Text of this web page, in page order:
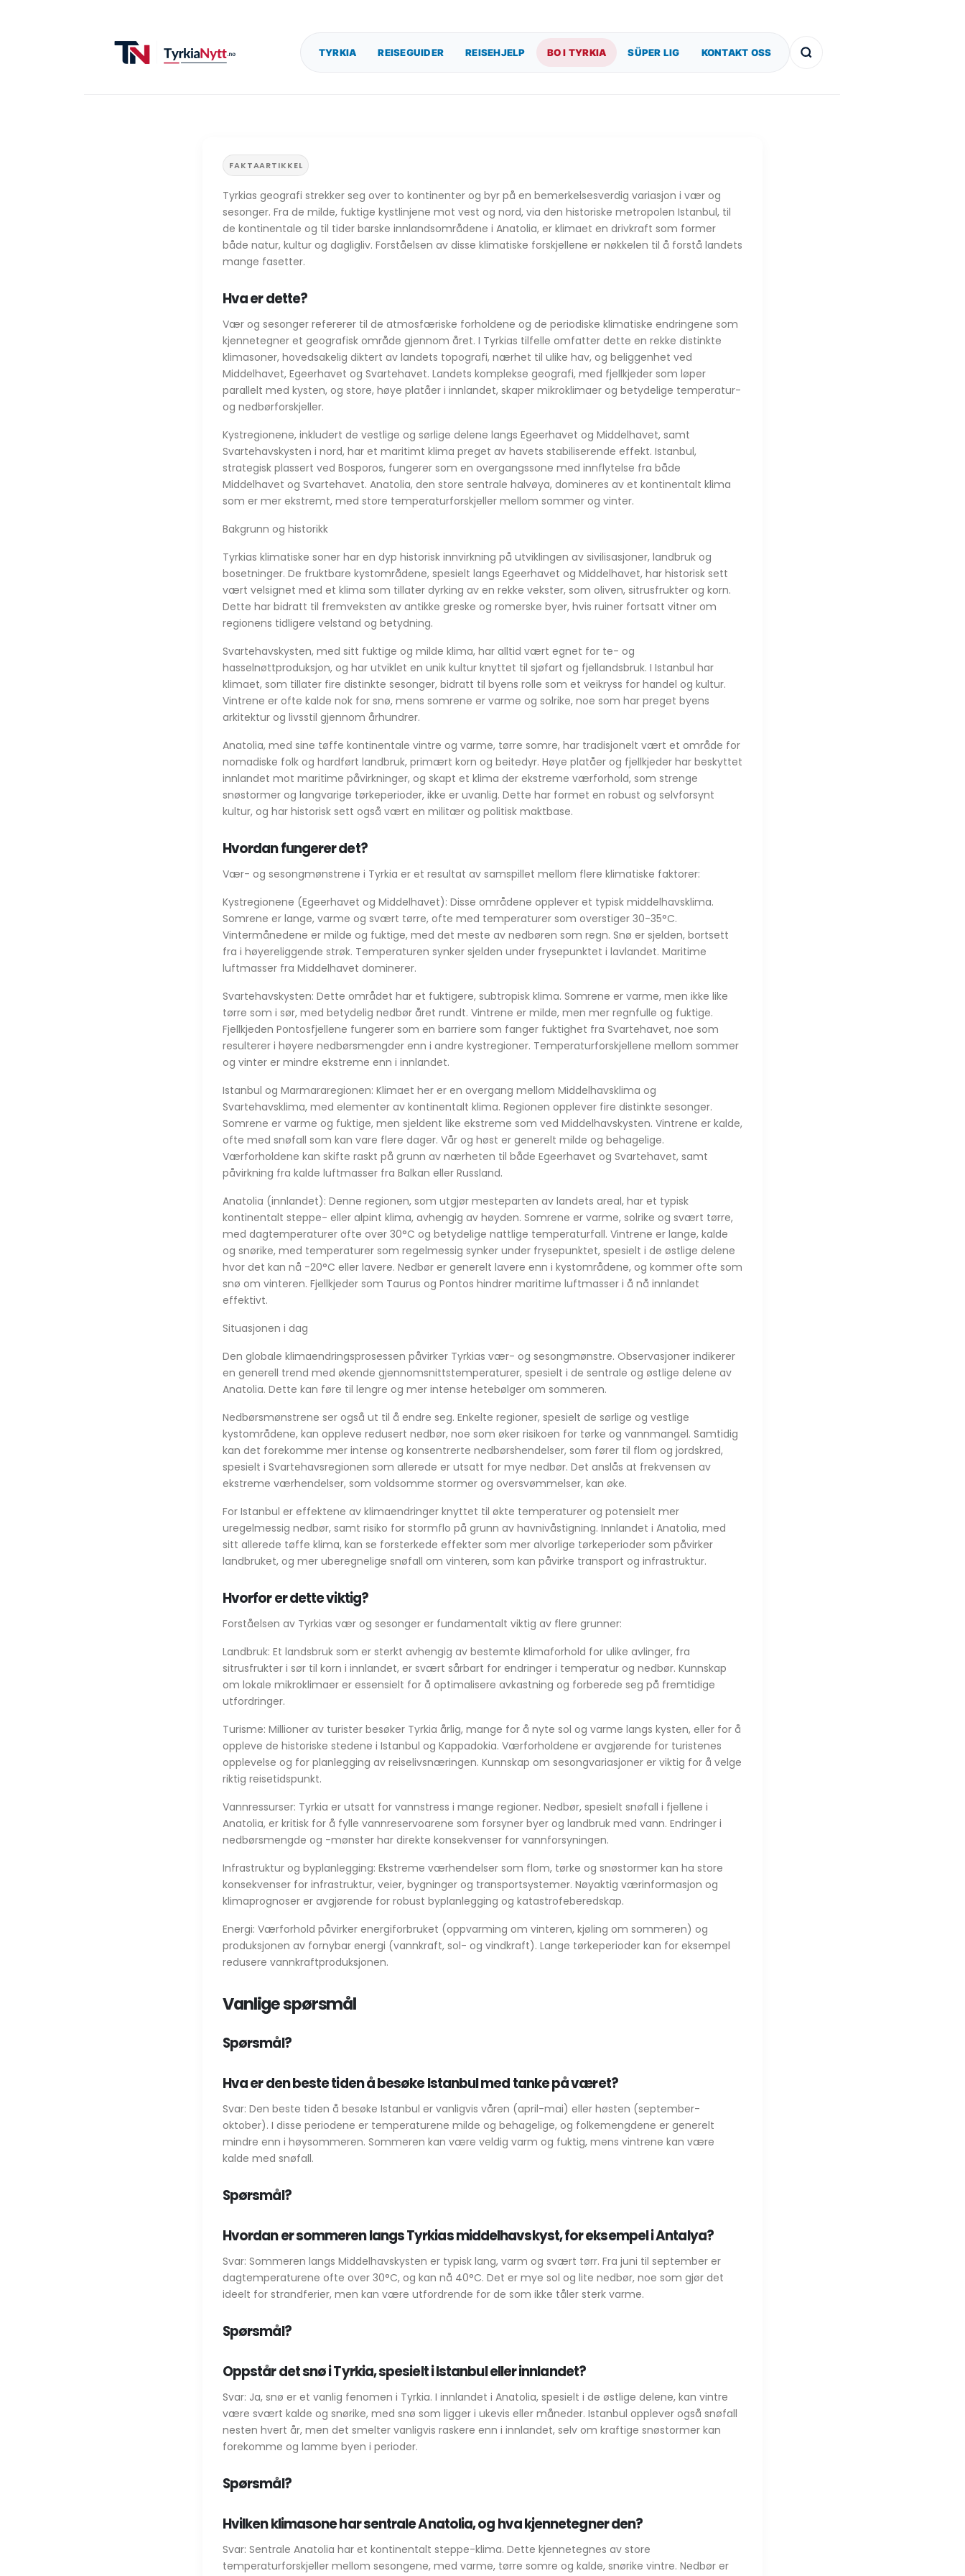
TYRKIA REISEGUIDER REISEHJELP BO I TYRKIA SÜPER LIG KONTAKT OSS
FAKTAARTIKKEL
Tyrkias geografi strekker seg over to kontinenter og byr på en bemerkelsesverdig variasjon i vær og
sesonger. Fra de milde, fuktige kystlinjene mot vest og nord, via den historiske metropolen Istanbul, til
de kontinentale og til tider barske innlandsområdene i Anatolia, er klimaet en drivkraft som former
både natur, kultur og dagligliv. Forståelsen av disse klimatiske forskjellene er nøkkelen til å forstå landets
mange fasetter.
Hva er dette?
Vær og sesonger refererer til de atmosfæriske forholdene og de periodiske klimatiske endringene som
kjennetegner et geografisk område gjennom året. I Tyrkias tilfelle omfatter dette en rekke distinkte
klimasoner, hovedsakelig diktert av landets topografi, nærhet til ulike hav, og beliggenhet ved
Middelhavet, Egeerhavet og Svartehavet. Landets komplekse geografi, med fjellkjeder som løper
parallelt med kysten, og store, høye platåer i innlandet, skaper mikroklimaer og betydelige temperatur-
og nedbørforskjeller.
Kystregionene, inkludert de vestlige og sørlige delene langs Egeerhavet og Middelhavet, samt
Svartehavskysten i nord, har et maritimt klima preget av havets stabiliserende effekt. Istanbul,
strategisk plassert ved Bosporos, fungerer som en overgangssone med innflytelse fra både
Middelhavet og Svartehavet. Anatolia, den store sentrale halvøya, domineres av et kontinentalt klima
som er mer ekstremt, med store temperaturforskjeller mellom sommer og vinter.
Bakgrunn og historikk
Tyrkias klimatiske soner har en dyp historisk innvirkning på utviklingen av sivilisasjoner, landbruk og
bosetninger. De fruktbare kystområdene, spesielt langs Egeerhavet og Middelhavet, har historisk sett
vært velsignet med et klima som tillater dyrking av en rekke vekster, som oliven, sitrusfrukter og korn.
Dette har bidratt til fremveksten av antikke greske og romerske byer, hvis ruiner fortsatt vitner om
regionens tidligere velstand og betydning.
Svartehavskysten, med sitt fuktige og milde klima, har alltid vært egnet for te- og
hasselnøttproduksjon, og har utviklet en unik kultur knyttet til sjøfart og fjellandsbruk. I Istanbul har
klimaet, som tillater fire distinkte sesonger, bidratt til byens rolle som et veikryss for handel og kultur.
Vintrene er ofte kalde nok for snø, mens somrene er varme og solrike, noe som har preget byens
arkitektur og livsstil gjennom århundrer.
Anatolia, med sine tøffe kontinentale vintre og varme, tørre somre, har tradisjonelt vært et område for
nomadiske folk og hardført landbruk, primært korn og beitedyr. Høye platåer og fjellkjeder har beskyttet
innlandet mot maritime påvirkninger, og skapt et klima der ekstreme værforhold, som strenge
snøstormer og langvarige tørkeperioder, ikke er uvanlig. Dette har formet en robust og selvforsynt
kultur, og har historisk sett også vært en militær og politisk maktbase.
Hvordan fungerer det?
Vær- og sesongmønstrene i Tyrkia er et resultat av samspillet mellom flere klimatiske faktorer:
Kystregionene (Egeerhavet og Middelhavet): Disse områdene opplever et typisk middelhavsklima.
Somrene er lange, varme og svært tørre, ofte med temperaturer som overstiger 30-35°C.
Vintermånedene er milde og fuktige, med det meste av nedbøren som regn. Snø er sjelden, bortsett
fra i høyereliggende strøk. Temperaturen synker sjelden under frysepunktet i lavlandet. Maritime
luftmasser fra Middelhavet dominerer.
Svartehavskysten: Dette området har et fuktigere, subtropisk klima. Somrene er varme, men ikke like
tørre som i sør, med betydelig nedbør året rundt. Vintrene er milde, men mer regnfulle og fuktige.
Fjellkjeden Pontosfjellene fungerer som en barriere som fanger fuktighet fra Svartehavet, noe som
resulterer i høyere nedbørsmengder enn i andre kystregioner. Temperaturforskjellene mellom sommer
og vinter er mindre ekstreme enn i innlandet.
Istanbul og Marmararegionen: Klimaet her er en overgang mellom Middelhavsklima og
Svartehavsklima, med elementer av kontinentalt klima. Regionen opplever fire distinkte sesonger.
Somrene er varme og fuktige, men sjeldent like ekstreme som ved Middelhavskysten. Vintrene er kalde,
ofte med snøfall som kan vare flere dager. Vår og høst er generelt milde og behagelige.
Værforholdene kan skifte raskt på grunn av nærheten til både Egeerhavet og Svartehavet, samt
påvirkning fra kalde luftmasser fra Balkan eller Russland.
Anatolia (innlandet): Denne regionen, som utgjør mesteparten av landets areal, har et typisk
kontinentalt steppe- eller alpint klima, avhengig av høyden. Somrene er varme, solrike og svært tørre,
med dagtemperaturer ofte over 30°C og betydelige nattlige temperaturfall. Vintrene er lange, kalde
og snørike, med temperaturer som regelmessig synker under frysepunktet, spesielt i de østlige delene
hvor det kan nå -20°C eller lavere. Nedbør er generelt lavere enn i kystområdene, og kommer ofte som
snø om vinteren. Fjellkjeder som Taurus og Pontos hindrer maritime luftmasser i å nå innlandet
effektivt.
Situasjonen i dag
Den globale klimaendringsprosessen påvirker Tyrkias vær- og sesongmønstre. Observasjoner indikerer
en generell trend med økende gjennomsnittstemperaturer, spesielt i de sentrale og østlige delene av
Anatolia. Dette kan føre til lengre og mer intense hetebølger om sommeren.
Nedbørsmønstrene ser også ut til å endre seg. Enkelte regioner, spesielt de sørlige og vestlige
kystområdene, kan oppleve redusert nedbør, noe som øker risikoen for tørke og vannmangel. Samtidig
kan det forekomme mer intense og konsentrerte nedbørshendelser, som fører til flom og jordskred,
spesielt i Svartehavsregionen som allerede er utsatt for mye nedbør. Det anslås at frekvensen av
ekstreme værhendelser, som voldsomme stormer og oversvømmelser, kan øke.
For Istanbul er effektene av klimaendringer knyttet til økte temperaturer og potensielt mer
uregelmessig nedbør, samt risiko for stormflo på grunn av havnivåstigning. Innlandet i Anatolia, med
sitt allerede tøffe klima, kan se forsterkede effekter som mer alvorlige tørkeperioder som påvirker
landbruket, og mer uberegnelige snøfall om vinteren, som kan påvirke transport og infrastruktur.
Hvorfor er dette viktig?
Forståelsen av Tyrkias vær og sesonger er fundamentalt viktig av flere grunner:
Landbruk: Et landsbruk som er sterkt avhengig av bestemte klimaforhold for ulike avlinger, fra
sitrusfrukter i sør til korn i innlandet, er svært sårbart for endringer i temperatur og nedbør. Kunnskap
om lokale mikroklimaer er essensielt for å optimalisere avkastning og forberede seg på fremtidige
utfordringer.
Turisme: Millioner av turister besøker Tyrkia årlig, mange for å nyte sol og varme langs kysten, eller for å
oppleve de historiske stedene i Istanbul og Kappadokia. Værforholdene er avgjørende for turistenes
opplevelse og for planlegging av reiselivsnæringen. Kunnskap om sesongvariasjoner er viktig for å velge
riktig reisetidspunkt.
Vannressurser: Tyrkia er utsatt for vannstress i mange regioner. Nedbør, spesielt snøfall i fjellene i
Anatolia, er kritisk for å fylle vannreservoarene som forsyner byer og landbruk med vann. Endringer i
nedbørsmengde og -mønster har direkte konsekvenser for vannforsyningen.
Infrastruktur og byplanlegging: Ekstreme værhendelser som flom, tørke og snøstormer kan ha store
konsekvenser for infrastruktur, veier, bygninger og transportsystemer. Nøyaktig værinformasjon og
klimaprognoser er avgjørende for robust byplanlegging og katastrofeberedskap.
Energi: Værforhold påvirker energiforbruket (oppvarming om vinteren, kjøling om sommeren) og
produksjonen av fornybar energi (vannkraft, sol- og vindkraft). Lange tørkeperioder kan for eksempel
redusere vannkraftproduksjonen.
Vanlige spørsmål
Spørsmål?
Hva er den beste tiden å besøke Istanbul med tanke på været?
Svar: Den beste tiden å besøke Istanbul er vanligvis våren (april-mai) eller høsten (september-
oktober). I disse periodene er temperaturene milde og behagelige, og folkemengdene er generelt
mindre enn i høysommeren. Sommeren kan være veldig varm og fuktig, mens vintrene kan være
kalde med snøfall.
Spørsmål?
Hvordan er sommeren langs Tyrkias middelhavskyst, for eksempel i Antalya?
Svar: Sommeren langs Middelhavskysten er typisk lang, varm og svært tørr. Fra juni til september er
dagtemperaturene ofte over 30°C, og kan nå 40°C. Det er mye sol og lite nedbør, noe som gjør det
ideelt for strandferier, men kan være utfordrende for de som ikke tåler sterk varme.
Spørsmål?
Oppstår det snø i Tyrkia, spesielt i Istanbul eller innlandet?
Svar: Ja, snø er et vanlig fenomen i Tyrkia. I innlandet i Anatolia, spesielt i de østlige delene, kan vintre
være svært kalde og snørike, med snø som ligger i ukevis eller måneder. Istanbul opplever også snøfall
nesten hvert år, men det smelter vanligvis raskere enn i innlandet, selv om kraftige snøstormer kan
forekomme og lamme byen i perioder.
Spørsmål?
Hvilken klimasone har sentrale Anatolia, og hva kjennetegner den?
Svar: Sentrale Anatolia har et kontinentalt steppe-klima. Dette kjennetegnes av store
temperaturforskjeller mellom sesongene, med varme, tørre somre og kalde, snørike vintre. Nedbør er